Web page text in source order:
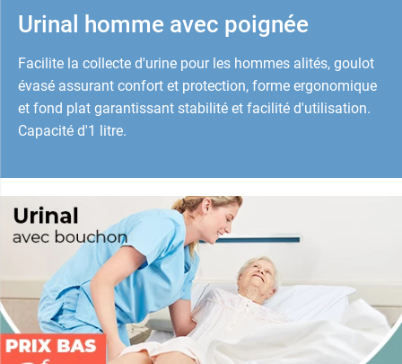
Urinal homme avec poignée
Facilite la collecte d'urine pour les hommes alités, goulot
évasé assurant confort et protection, forme ergonomique
et fond plat garantissant stabilité et facilité d'utilisation.
Capacité d'1 litre.